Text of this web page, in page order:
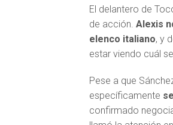
El delantero de
de acción.Alexis
elenco italiano, y
estar viendo cuál
Pese a que
específicamente
confirmado